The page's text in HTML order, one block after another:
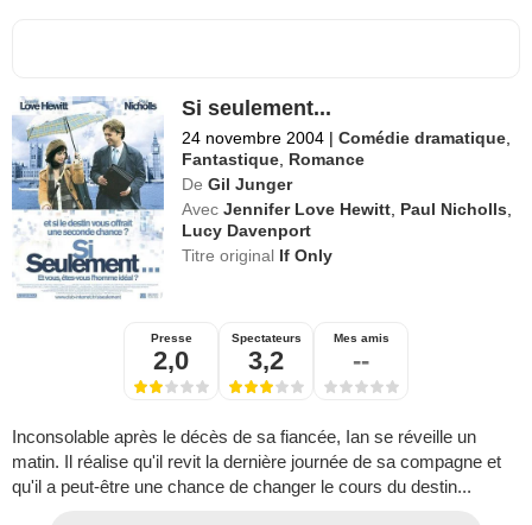
Si seulement...
24 novembre 2004 | Comédie dramatique,
Fantastique, Romance
De Gil Junger
Avec Jennifer Love Hewitt, Paul Nicholls,
Lucy Davenport
Titre original If Only
Presse
2,0
Spectateurs
3,2
Mes amis
--
Inconsolable après le décès de sa fiancée, Ian se réveille un
matin. Il réalise qu'il revit la dernière journée de sa compagne et
qu'il a peut-être une chance de changer le cours du destin...